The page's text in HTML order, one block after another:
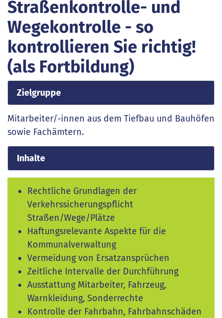
Straßenkontrolle- und
Wegekontrolle - so
kontrollieren Sie richtig!
(als Fortbildung)
Zielgruppe
Mitarbeiter/-innen aus dem Tiefbau und Bauhöfen
sowie Fachämtern.
Inhalte
Rechtliche Grundlagen der
Verkehrssicherungspflicht
Straßen/Wege/Plätze
Haftungsrelevante Aspekte für die
Kommunalverwaltung
Vermeidung von Ersatzansprüchen
Zeitliche Intervalle der Durchführung
Ausstattung Mitarbeiter, Fahrzeug,
Warnkleidung, Sonderrechte
Kontrolle der Fahrbahn, Fahrbahnschäden